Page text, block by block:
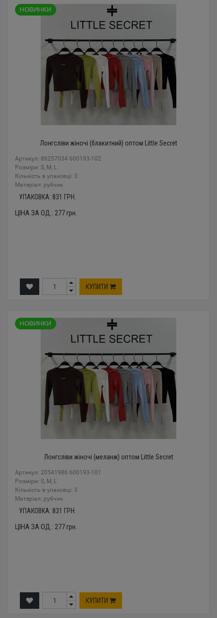
Лонгсліви жіночі (блакитний) оптом Little Secret
Артикул: 86257034 600193-102
Розміри: S, M, L
Кількість в упаковці: 3
Mатеріал: рубчик
УПАКОВКА: 831 ГРН.
ЦІНА ЗА ОД.: 277грн.
КУПИТИ
Лонгсліви жіночі (меланж) оптом Little Secret
Артикул: 20541986 600193-101
Розміри: S, M, L
Кількість в упаковці: 3
Mатеріал: рубчик
УПАКОВКА: 831 ГРН.
ЦІНА ЗА ОД.: 277грн.
КУПИТИ